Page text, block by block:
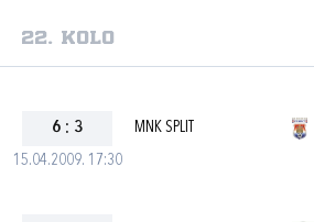
22. kolo
15.04.2009. 17:30
6 : 3 MNK SPLIT